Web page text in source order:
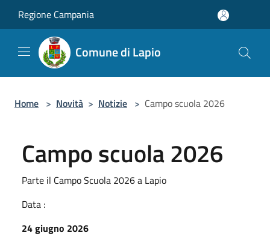
Regione Campania
Comune di Lapio
Home > Novità > Notizie > Campo scuola 2026
Campo scuola 2026
Parte il Campo Scuola 2026 a Lapio
Data :
24 giugno 2026